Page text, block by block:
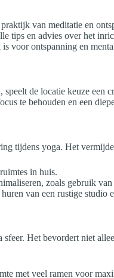
van meditatie en
tips en advies over het
voor ontspanning en
de locatie keuze
te behouden en een
tijdens yoga. Het
in huis.
zoals gebruik
van een rustige studio
Het bevordert niet
met veel ramen voor